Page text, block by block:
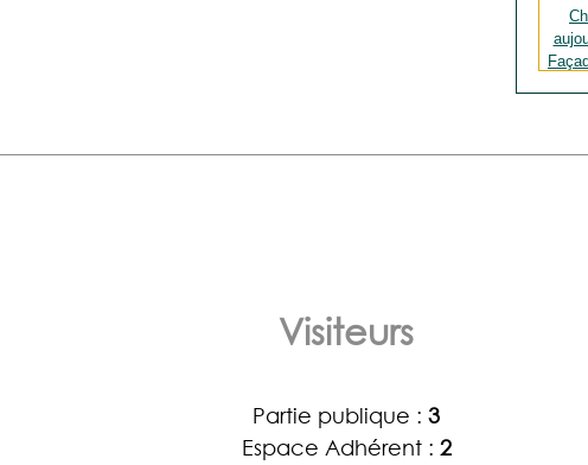
Visiteurs
Partie publique : 3
Espace Adhérent : 2